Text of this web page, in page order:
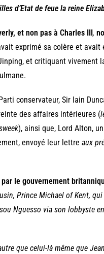
d’Etat de feue la reine
et non pas à Charles III ,
exprimé sa colère et avait
et critiquant vivement
conservateur, Sir Iain
des affaires intérieures (
), ainsi que, Lord Alton,
envoyé leur lettre aux
le gouvernement
Prince Michael of Kent,
Nguesso via son lobbyste
que celui-là même que